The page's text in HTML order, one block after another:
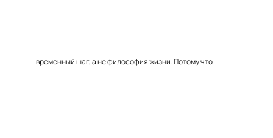
временный шаг, а не философия жизни. Потому что